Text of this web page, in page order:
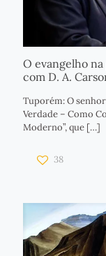
O evangelho
com D. A.
Tuporém: O
Verdade – Como
Moderno”, que […]
38